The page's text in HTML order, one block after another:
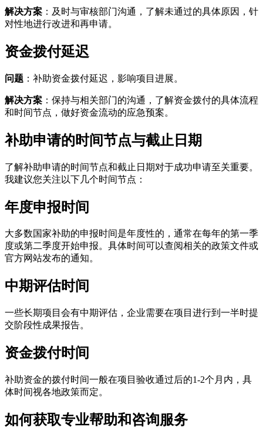
解决方案 ：及时与审核部门沟通，了解未通过的具体原因，针
对性地进行改进和再申请。
资金拨付延迟
问题 ：补助资金拨付延迟，影响项目进展。
解决方案 ：保持与相关部门的沟通，了解资金拨付的具体流程
和时间节点，做好资金流动的应急预案。
补助申请的时间节点与截止日期
了解补助申请的时间节点和截止日期对于成功申请至关重要。
我建议您关注以下几个时间节点：
年度申报时间
大多数国家补助的申报时间是年度性的，通常在每年的第一季
度或第二季度开始申报。具体时间可以查阅相关的政策文件或
官方网站发布的通知。
中期评估时间
一些长期项目会有中期评估，企业需要在项目进行到一半时提
交阶段性成果报告。
资金拨付时间
补助资金的拨付时间一般在项目验收通过后的1-2个月内，具
体时间视各地政策而定。
如何获取专业帮助和咨询服务